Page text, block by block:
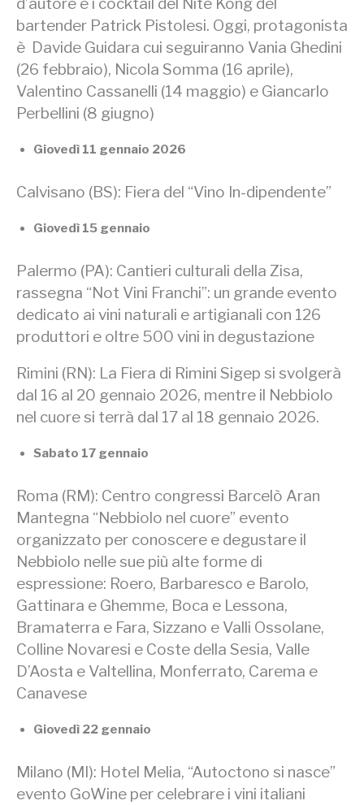
d’autore e i cocktail del Nite Kong del
bartender Patrick Pistolesi. Oggi, protagonista
è Davide Guidara cui seguiranno Vania Ghedini
(26 febbraio), Nicola Somma (16 aprile),
Valentino Cassanelli (14 maggio) e Giancarlo
Perbellini (8 giugno)
Giovedì 11 gennaio 2026
Calvisano (BS): Fiera del “Vino In-dipendente”
Giovedì 15 gennaio
Palermo (PA): Cantieri culturali della Zisa,
rassegna “Not Vini Franchi”: un grande evento
dedicato ai vini naturali e artigianali con 126
produttori e oltre 500 vini in degustazione
Rimini (RN): La Fiera di Rimini Sigep si svolgerà
dal 16 al 20 gennaio 2026, mentre il Nebbiolo
nel cuore si terrà dal 17 al 18 gennaio 2026.
Sabato 17 gennaio
Roma (RM): Centro congressi Barcelò Aran
Mantegna “Nebbiolo nel cuore” evento
organizzato per conoscere e degustare il
Nebbiolo nelle sue più alte forme di
espressione: Roero, Barbaresco e Barolo,
Gattinara e Ghemme, Boca e Lessona,
Bramaterra e Fara, Sizzano e Valli Ossolane,
Colline Novaresi e Coste della Sesia, Valle
D’Aosta e Valtellina, Monferrato, Carema e
Canavese
Giovedì 22 gennaio
Milano (MI): Hotel Melia, “Autoctono si nasce”
evento GoWine per celebrare i vini italiani